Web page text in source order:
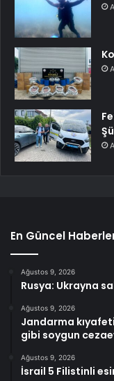
En Güncel
Ağustos 9, 2026
Rusya: Ukrayna
Ağustos 9, 2026
Jandarma
gibi soygun
Ağustos 9, 2026
İsrail 5 Filistinli